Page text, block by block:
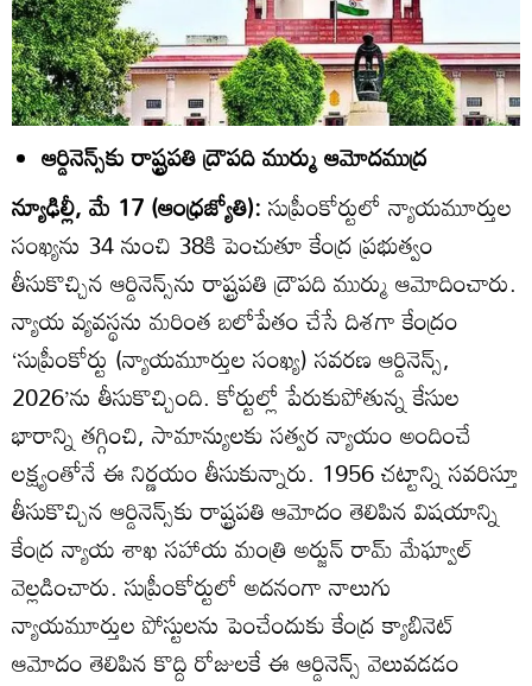
ఆర్డినెన్స్‌కు రాష్ట్రపతి ద్రౌపది ముర్ము ఆమోదముద్ర
న్యూఢిల్లీ, మే 17 (ఆంధ్రజ్యోతి):సుప్రీంకోర్టులో న్యాయమూర్తుల
సంఖ్యను 34 నుంచి 38కి పెంచుతూ కేంద్ర ప్రభుత్వం
తీసుకొచ్చిన ఆర్డినెన్స్‌ను రాష్ట్రపతి ద్రౌపది ముర్ము ఆమోదించారు.
న్యాయ వ్యవస్థను మరింత బలోపేతం చేసే దిశగా కేంద్రం
‘సుప్రీంకోర్టు (న్యాయమూర్తుల సంఖ్య) సవరణ ఆర్డినెన్స్‌,
2026’ను తీసుకొచ్చింది. కోర్టుల్లో పేరుకుపోతున్న కేసుల
భారాన్ని తగ్గించి, సామాన్యులకు సత్వర న్యాయం అందించే
లక్ష్యంతోనే ఈ నిర్ణయం తీసుకున్నారు. 1956 చట్టాన్ని సవరిస్తూ
తీసుకొచ్చిన ఆర్డినెన్స్‌కు రాష్ట్రపతి ఆమోదం తెలిపిన విషయాన్ని
కేంద్ర న్యాయ శాఖ సహాయ మంత్రి అర్జున్‌ రామ్‌ మేఘ్వాల్‌
వెల్లడించారు. సుప్రీంకోర్టులో అదనంగా నాలుగు
న్యాయమూర్తుల పోస్టులను పెంచేందుకు కేంద్ర క్యాబినెట్‌
ఆమోదం తెలిపిన కొద్ది రోజులకే ఈ ఆర్డినెన్స్‌ వెలువడడం